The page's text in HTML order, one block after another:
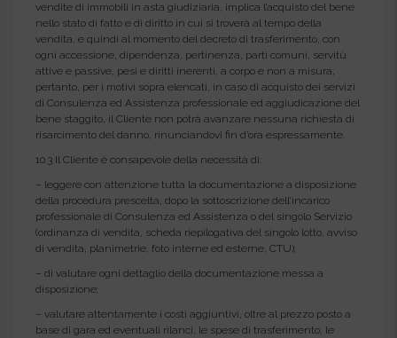
vendite di immobili in asta giudiziaria, implica l’acquisto del bene
nello stato di fatto e di diritto in cui si troverà al tempo della
vendita, e quindi al momento del decreto di trasferimento, con
ogni accessione, dipendenza, pertinenza, parti comuni, servitù
attive e passive, pesi e diritti inerenti, a corpo e non a misura,
pertanto, per i motivi sopra elencati, in caso di acquisto dei servizi
di Consulenza ed Assistenza professionale ed aggiudicazione del
bene staggito, il Cliente non potrà avanzare nessuna richiesta di
risarcimento del danno, rinunciandovi fin d’ora espressamente.
10.3 Il Cliente è consapevole della necessità di:
– leggere con attenzione tutta la documentazione a disposizione
della procedura prescelta, dopo la sottoscrizione dell’incarico
professionale di Consulenza ed Assistenza o del singolo Servizio
(ordinanza di vendita, scheda riepilogativa del singolo lotto, avviso
di vendita, planimetrie, foto interne ed esterne, CTU);
– di valutare ogni dettaglio della documentazione messa a
disposizione;
– valutare attentamente i costi aggiuntivi, oltre al prezzo posto a
base di gara ed eventuali rilanci, le spese di trasferimento, le